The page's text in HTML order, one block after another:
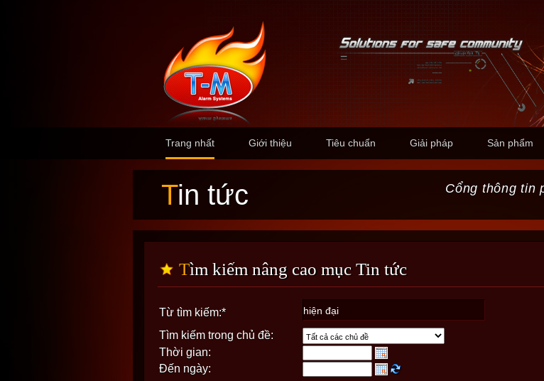
Trang nhất Giới thiệu Tiêu chuẩn Giải pháp Sản phẩm
Tin tức Cổng thông tin
Tìm kiếm nâng cao mục Tin tức
Từ tìm kiếm:*
Tìm kiếm trong chủ đề:
Thời gian:
Đến ngày: